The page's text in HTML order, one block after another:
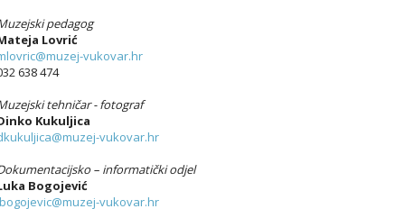
pedagog
Lovrić
vukovar.hr
638 474
tehničar - fotograf
Kukuljica
vukovar.hr
– informatički odjel
Bogojević
vukovar.hr